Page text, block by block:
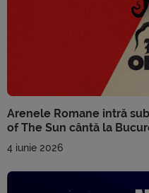
Arenele Romane intră
of The Sun cântă la
4 iunie 2026